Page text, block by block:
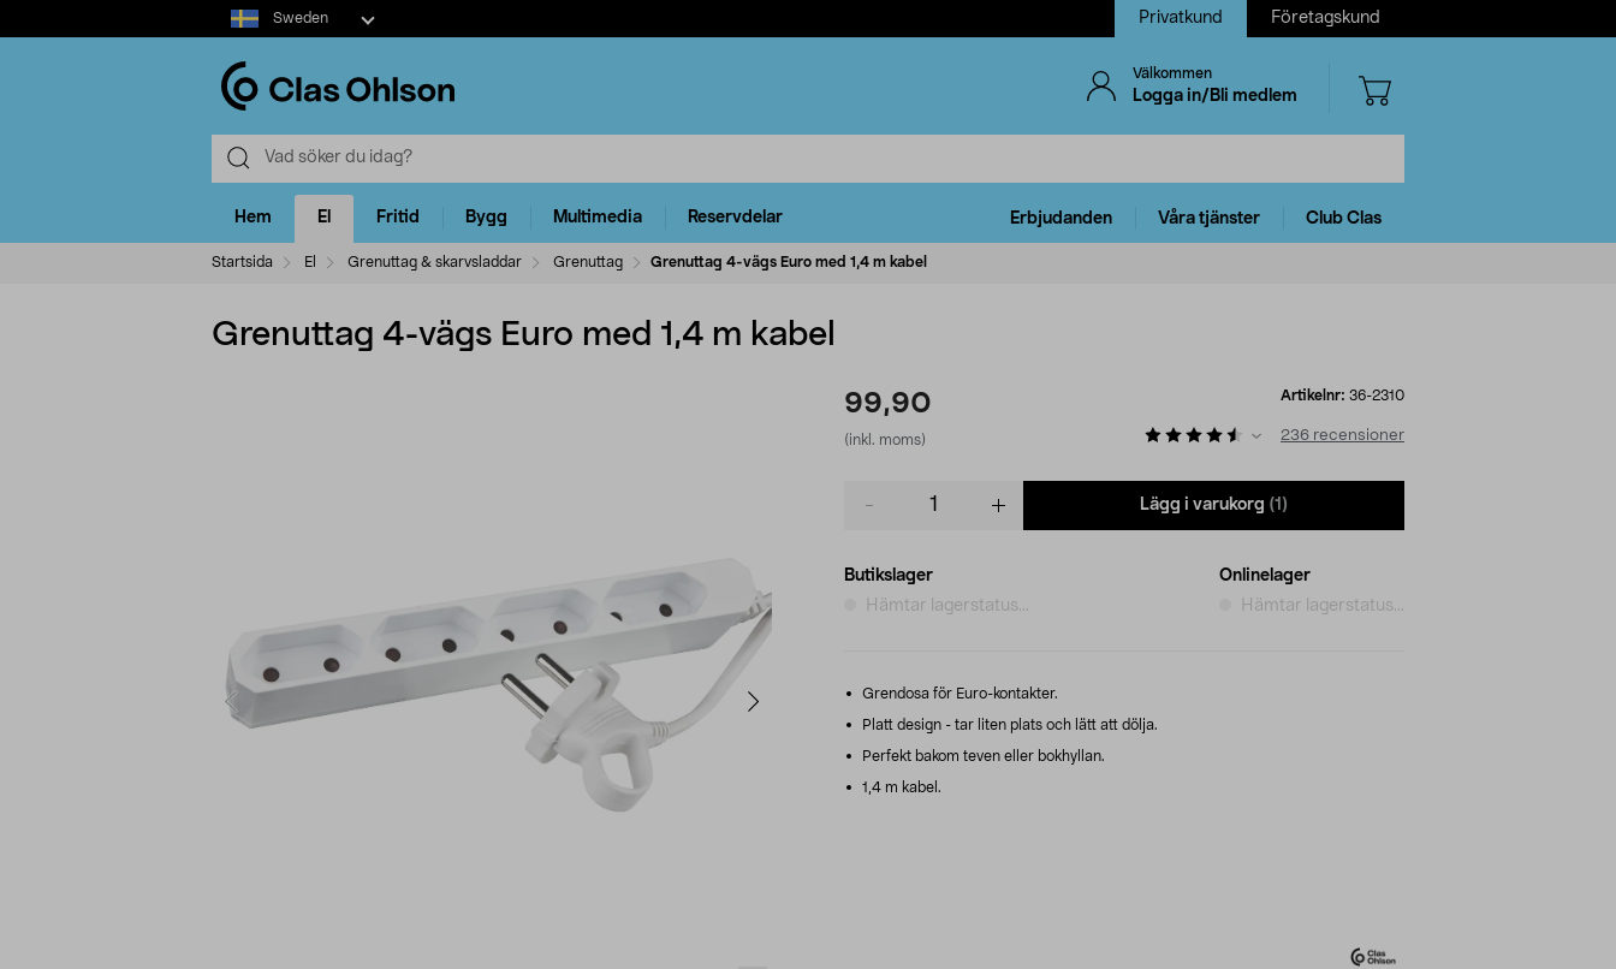
Select
market
Sweden Privatkund Företagskund
Välkommen
Logga in/Bli medlem
Hem El Fritid Bygg Multimedia Reservdelar Erbjudanden Våra tjänster Club Clas
Startsida El Grenuttag & skarvsladdar Grenuttag Grenuttag 4-vägs Euro med 1,4 m kabel
Grenuttag 4-vägs Euro med 1,4 m kabel
99,90
(inkl. moms)
Artikelnr: 36-2310
236 recensioner
Lägg i varukorg (1)
Butikslager
Hämtar lagerstatus...
Onlinelager
Hämtar lagerstatus...
Grendosa för Euro-kontakter.
Platt design - tar liten plats och lätt att dölja.
Perfekt bakom teven eller bokhyllan.
1,4 m kabel.